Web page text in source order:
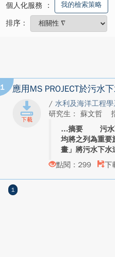
個人化服務 ： 我的檢索策略
排序：
1 應用MS PROJECT於污水
/ 水利及海洋工程
研究生： 蘇文哲
摘要 污水下
均將之列為重
畫」將污水下水
點閱：299
下
1